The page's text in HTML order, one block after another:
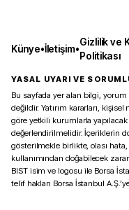
Künye•İletişim•
Gizlilik ve
Politikası
YASAL UYARI VE
Bu sayfada yer alan bilgi, yorum
değildir. Yatırım kararları,
göre yetkili kurumlarla yapılacak
değerlendirilmelidir. İçeriklerin
gösterilmekle birlikte, olası
kullanımından doğabilecek
BIST isim ve logosu ile Borsa
telif hakları Borsa İstanbul